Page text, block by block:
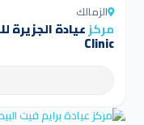
الزمالك
مركز
Clinic